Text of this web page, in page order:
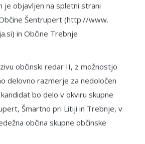
je objavljen na spletni strani
Šentrupert (http://www.
in Občine Trebnje
občinski redar II, z možnostjo
delovno razmerje za nedoločen
bo delo v okviru skupne
Šmartno pri Litiji in Trebnje, v
občina skupne občinske